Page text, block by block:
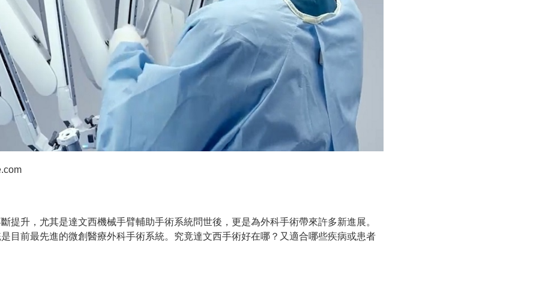
提升，尤其是達文西機械手臂輔助手術系統問世後，更是為外科手術帶來許多新進展。
目前最先進的微創醫療外科手術系統。究竟達文西手術好在哪？又適合哪些疾病或患者